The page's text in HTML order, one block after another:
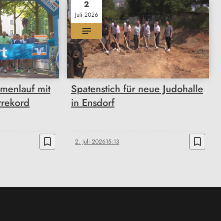
mit
bookmark_border
2
Juli 2026
Spatenstich für neue Judohalle
in Ensdorf
2. Juli 202615:13 bookmark_border